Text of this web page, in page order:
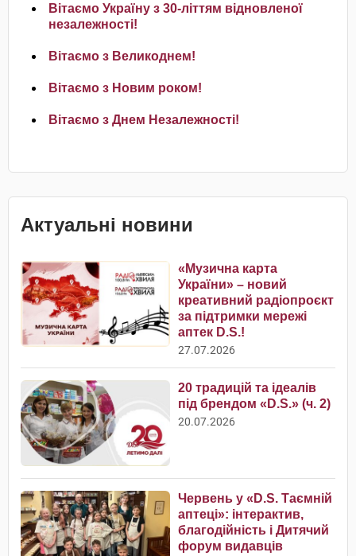
Вітаємо Україну з 30-літтям відновленої
незалежності!
Вітаємо з Великоднем!
Вітаємо з Новим роком!
Вітаємо з Днем Незалежності!
Актуальні новини
«Музична карта
України» – новий
креативний радіопроєкт
за підтримки мережі
аптек D.S.!
27.07.2026
20 традицій та ідеалів
під брендом «D.S.» (ч. 2)
20.07.2026
Червень у «D.S. Таємній
аптеці»: інтерактив,
благодійність і Дитячий
форум видавців